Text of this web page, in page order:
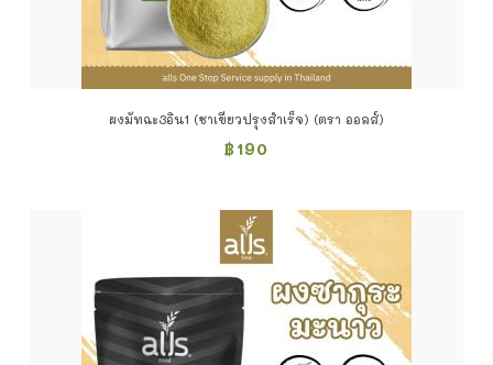
ผงมัทฉะ3อิน1 (ชาเขียวปรุงสำเร็จ) (ตรา ออลส์)
฿ 190